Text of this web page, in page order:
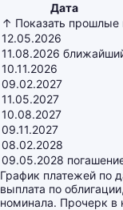
Дата
↑ Показать прошлые
12.05.2026
11.08.2026
10.11.2026
09.02.2027
11.05.2027
10.08.2027
09.11.2027
08.02.2028
09.05.2028
График платежей по
выплата по
номинала. Прочерк в